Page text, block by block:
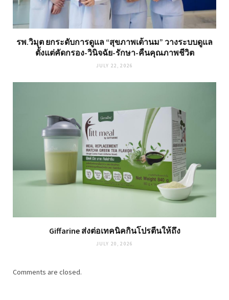
รพ.วิมุต ยกระดับการดูแล “สุขภาพเต้านม” วางระบบดูแล
ตั้งแต่คัดกรอง-วินิจฉัย-รักษา-คืนคุณภาพชีวิต
JULY 22, 2026
Giffarine ส่งต่อเทคนิคกินโปรตีนให้ถึง
JULY 20, 2026
Comments are closed.